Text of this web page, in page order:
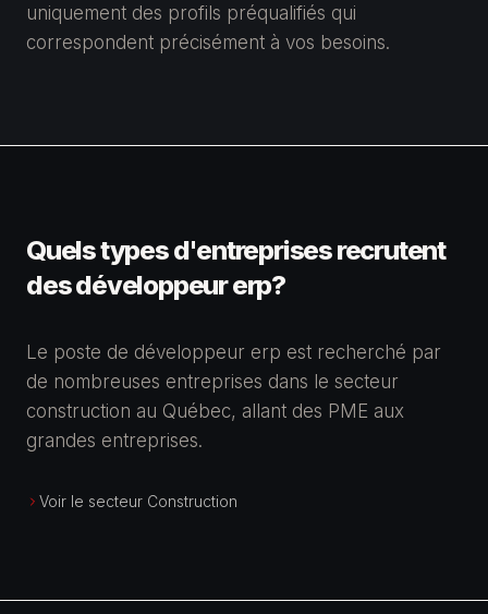
uniquement des profils préqualifiés qui
correspondent précisément à vos besoins.
Quels types d'entreprises recrutent
des développeur erp?
Le poste de développeur erp est recherché par
de nombreuses entreprises dans le secteur
construction au Québec, allant des PME aux
grandes entreprises.
Voir le secteur Construction